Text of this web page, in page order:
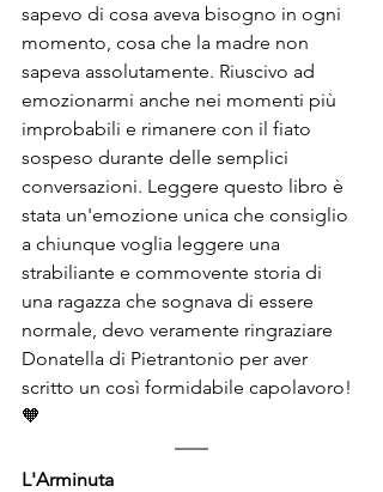
sapevo di cosa aveva bisogno in ogni
momento, cosa che la madre non
sapeva assolutamente. Riuscivo ad
emozionarmi anche nei momenti più
improbabili e rimanere con il fiato
sospeso durante delle semplici
conversazioni. Leggere questo libro è
stata un'emozione unica che consiglio
a chiunque voglia leggere una
strabiliante e commovente storia di
una ragazza che sognava di essere
normale, devo veramente ringraziare
Donatella di Pietrantonio per aver
scritto un così formidabile capolavoro!
🧡
L'Arminuta